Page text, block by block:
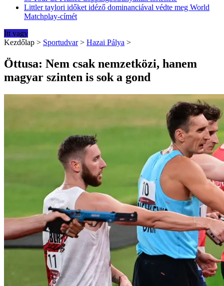
Littler taylori időket idéző dominanciával védte meg World
Matchplay-címét
Itt vagy
Kezdőlap > Sportudvar > Hazai Pálya >
Öttusa: Nem csak nemzetközi, hanem
magyar szinten is sok a gond